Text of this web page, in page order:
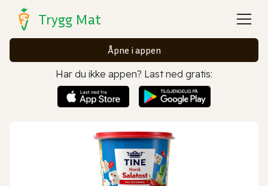
Trygg Mat
Åpne i appen
Har du ikke appen? Last ned gratis: